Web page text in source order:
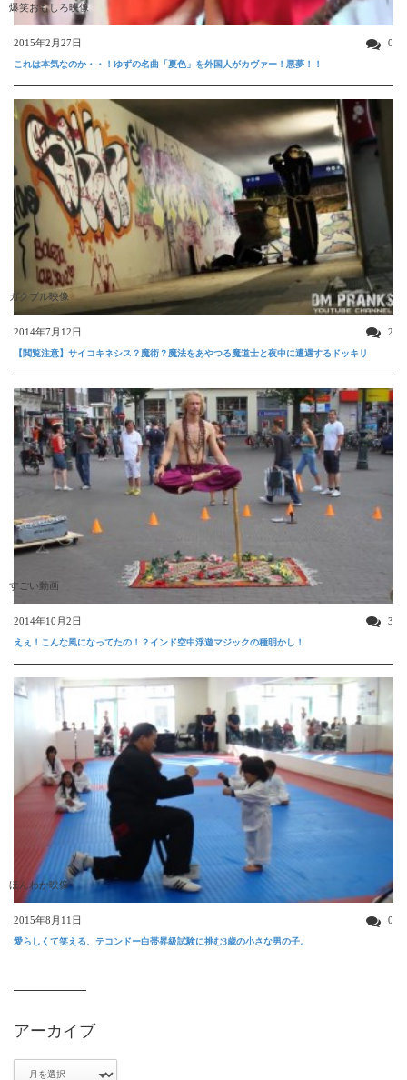
爆笑おもしろ映像
2015年2月27日 0
これは本気なのか・・！ゆずの名曲「夏色」を外国人がカヴァー！悪夢！！
ガクブル映像
2014年7月12日 2
【閲覧注意】サイコキネシス？魔術？魔法をあやつる魔道士と夜中に遭遇するドッキリ
すごい動画
2014年10月2日 3
えぇ！こんな風になってたの！？インド空中浮遊マジックの種明かし！
ほんわか映像
2015年8月11日 0
愛らしくて笑える、テコンドー白帯昇級試験に挑む3歳の小さな男の子。
アーカイブ